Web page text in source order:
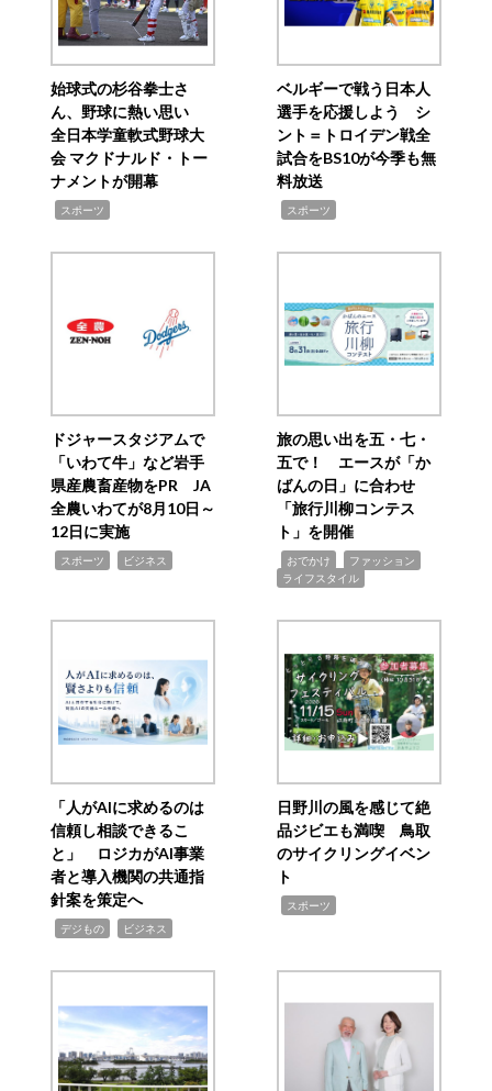
始球式の杉谷拳士さ
ん、野球に熱い思い
全日本学童軟式野球大
会 マクドナルド・トー
ナメントが開幕
スポーツ
ベルギーで戦う日本人
選手を応援しよう シ
ント＝トロイデン戦全
試合をBS10が今季も無
料放送
スポーツ
ドジャースタジアムで
「いわて牛」など岩手
県産農畜産物をPR JA
全農いわてが8月10日～
12日に実施
スポーツ ビジネス
旅の思い出を五・七・
五で！ エースが「か
ばんの日」に合わせ
「旅行川柳コンテス
ト」を開催
おでかけ ファッション
ライフスタイル
「人がAIに求めるのは
信頼し相談できるこ
と」 ロジカがAI事業
者と導入機関の共通指
針案を策定へ
デジもの ビジネス
日野川の風を感じて絶
品ジビエも満喫 鳥取
のサイクリングイベン
ト
スポーツ